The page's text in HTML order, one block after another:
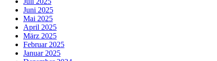
Juni 2025
Mai 2025
April 2025
März 2025
Februar 2025
Januar 2025